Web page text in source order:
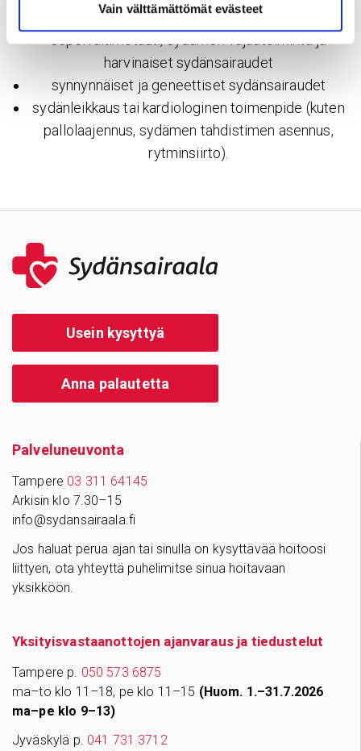
Vain välttämättömät evästeet
eteisvärinä ja muut rytmihäiriöt
sepelvaltimotauti, sydämen vajaatoiminta ja
harvinaiset sydänsairaudet
synnynnäiset ja geneettiset sydänsairaudet
sydänleikkaus tai kardiologinen toimenpide (kuten
pallolaajennus, sydämen tahdistimen asennus,
rytminsiirto).
Usein kysyttyä
Anna palautetta
Palve­lu­neu­vonta
Tampere 03 311 64145
Arkisin klo 7.30–15
info@sydansairaala.fi
Jos haluat perua ajan tai sinulla on kysyttävää hoitoosi
liittyen, ota yhteyttä puhelimitse sinua hoitavaan
yksikköön.
Yksityisvastaanottojen ajanvaraus ja tiedustelut
Tampere p. 050 573 6875
ma–to klo 11–18, pe klo 11–15 (Huom. 1.–31.7.2026
ma–pe klo 9–13)
Jyväskylä p. 041 731 3712